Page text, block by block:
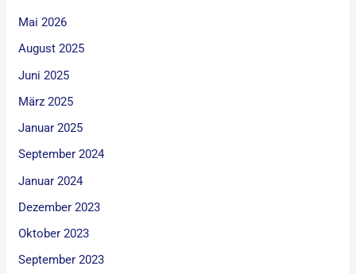
Mai 2026
August 2025
Juni 2025
März 2025
Januar 2025
September 2024
Januar 2024
Dezember 2023
Oktober 2023
September 2023